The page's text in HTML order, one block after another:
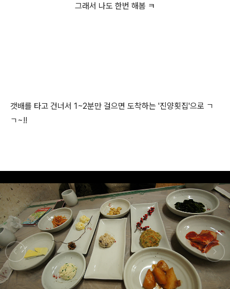
그래서 나도 한번 해봄 ㅋ
갯배를 타고 건너서 1~2분만 걸으면 도착하는 '진양횟집'으로 ㄱ
ㄱ~!!